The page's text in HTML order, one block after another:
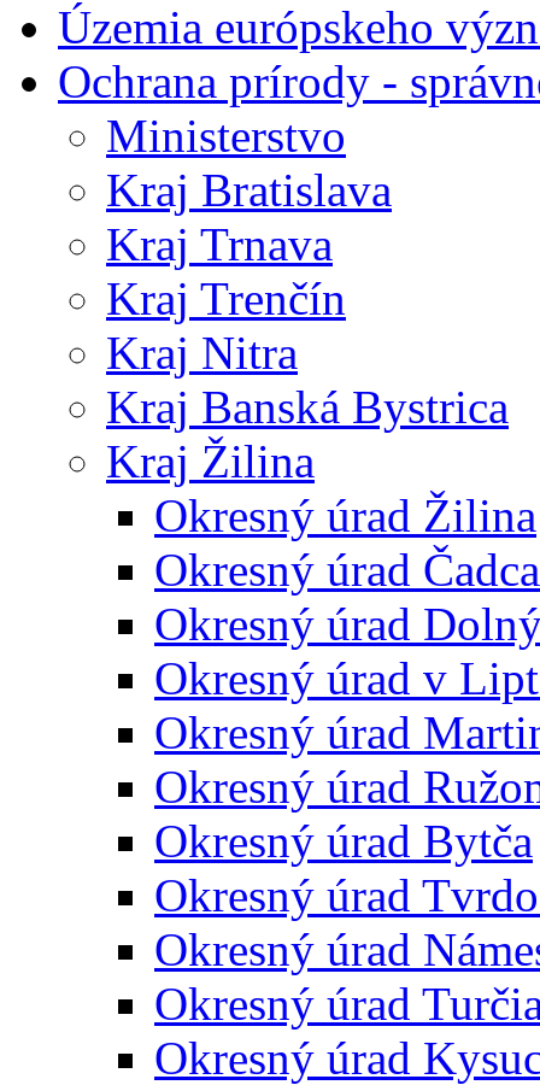
Územia európskeho
Ochrana prírody -
Ministerstvo
Kraj Bratislava
Kraj Trnava
Kraj Trenčín
Kraj Nitra
Kraj Banská Bystrica
Kraj Žilina
Okresný úrad Žilina
Okresný úrad Čadca
Okresný úrad
Okresný úrad v
Okresný úrad
Okresný úrad
Okresný úrad Bytča
Okresný úrad
Okresný úrad
Okresný úrad
Okresný úrad